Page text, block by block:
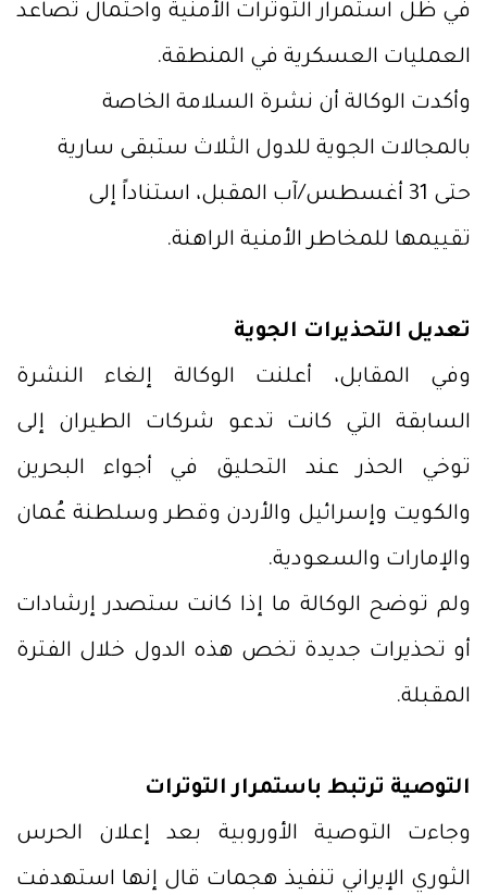
في ظل استمرار التوترات الأمنية واحتمال تصاعد
العمليات العسكرية في المنطقة.
وأكدت الوكالة أن نشرة السلامة الخاصة
بالمجالات الجوية للدول الثلاث ستبقى سارية
حتى 31 أغسطس/آب المقبل، استناداً إلى
تقييمها للمخاطر الأمنية الراهنة.
تعديل التحذيرات الجوية
وفي المقابل، أعلنت الوكالة إلغاء النشرة
السابقة التي كانت تدعو شركات الطيران إلى
توخي الحذر عند التحليق في أجواء البحرين
والكويت وإسرائيل والأردن وقطر وسلطنة عُمان
والإمارات والسعودية.
ولم توضح الوكالة ما إذا كانت ستصدر إرشادات
أو تحذيرات جديدة تخص هذه الدول خلال الفترة
المقبلة.
التوصية ترتبط باستمرار التوترات
وجاءت التوصية الأوروبية بعد إعلان الحرس
الثوري الإيراني تنفيذ هجمات قال إنها استهدفت